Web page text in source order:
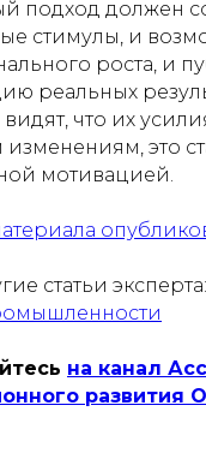
подход должен
стимулы, и
роста, и
реальных
что их
это
мотивацией.
статьи эксперта:
на канал
развития